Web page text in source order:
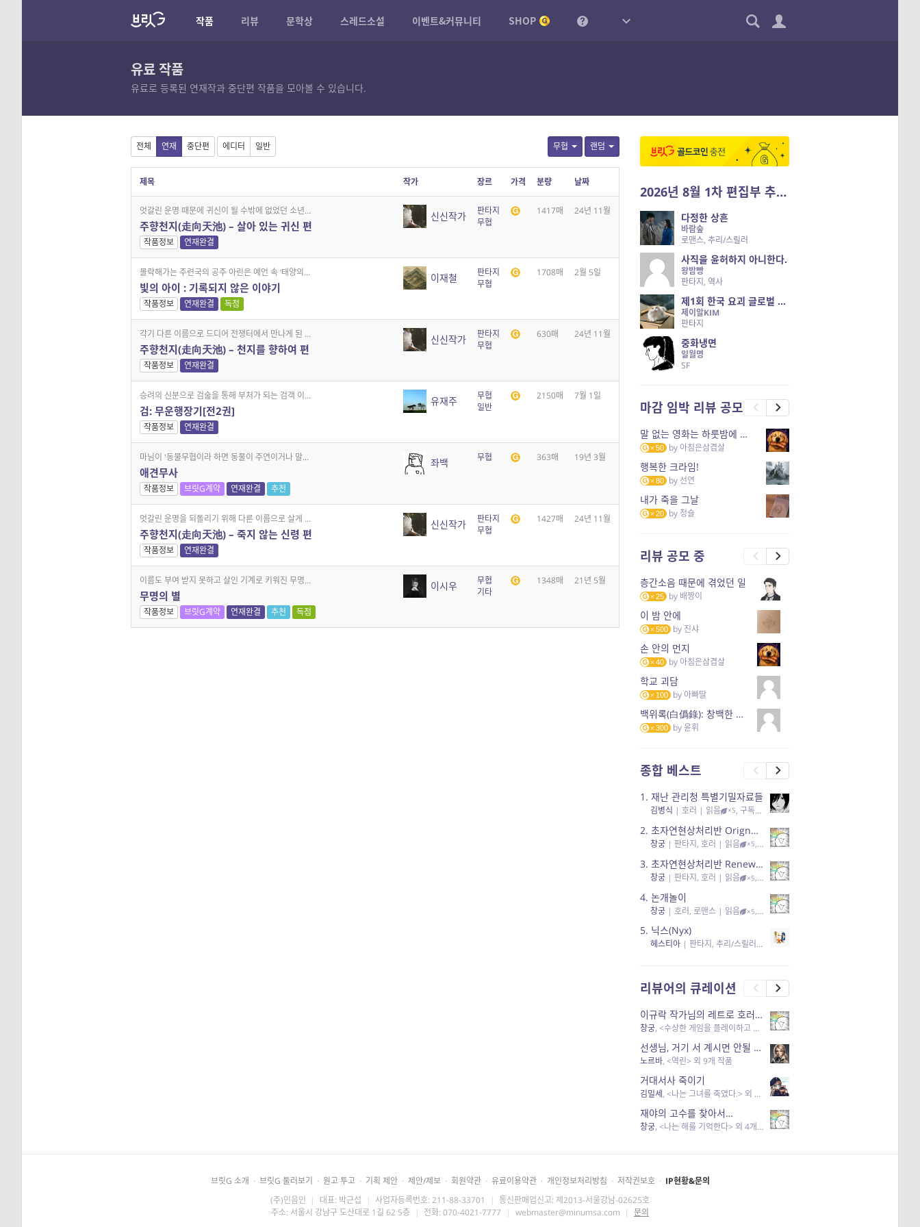
작품 리뷰 문학상 스레드소설 이벤트&커뮤니티 SHOP
유료 작품
유료로 등록된 연재작과 중단편 작품을 모아볼 수 있습니다.
무협 랜덤
전체 연재 중단편 에디터 일반
제목 작가 장르 가격 분량 날짜
엇갈린 운명 때문에 귀신이 될 수밖에 없었던 소년...
주향천지(走向天池) – 살아 있는 귀신 편
작품정보 연재완결
신신작가
판타지
무협
1417매 24년 11월
몰락해가는 주련국의 공주 아린은 예언 속 ‘태양의...
빛의 아이 : 기록되지 않은 이야기
작품정보 연재완결 독점
이재철
판타지
무협
1708매 2월 5일
각기 다른 이름으로 드디어 전쟁터에서 만나게 된 ...
주향천지(走向天池) – 천지를 향하여 편
작품정보 연재완결
신신작가
판타지
무협
630매 24년 11월
승려의 신분으로 검술을 통해 부처가 되는 검객 이...
검: 무운행장기[전2권]
작품정보 연재완결
유재주
무협
일반
2150매 7월 1일
마님이 '동물무협이라 하면 동물이 주연이거나 말...
애견무사
작품정보 브릿G계약 연재완결 추천
좌백 무협 363매 19년 3월
엇갈린 운명을 되돌리기 위해 다른 이름으로 살게 ...
주향천지(走向天池) – 죽지 않는 신령 편
작품정보 연재완결
신신작가
판타지
무협
1427매 24년 11월
이름도 부여 받지 못하고 살인 기계로 키워진 무명...
무명의 별
작품정보 브릿G계약 연재완결 추천 독점
이시우
무협
기타
1348매 21년 5월
2026년 8월 1차 편집부 추천작
다정한 상흔
바람숲
로맨스, 추리/스릴러
사직을 윤허하지 아니한다.
왕밤빵
판타지, 역사
제1회 한국 요괴 글로벌 진출 공개 오디션 시즌 2 — 나는 요괴다
제이알KIM
판타지
중화냉면
일월명
SF
마감 임박 리뷰 공모
말 없는 영화는 하룻밤에 몇 리를 갈 수 있을까
50 by 아침은삼겹살
행복한 크라임!
80 by 선연
내가 죽을 그날
20 by 청슬
리뷰 공모 중
층간소음 때문에 겪었던 일
25 by 배짱이
이 밤 안에
500 by 진샤
손 안의 먼지
40 by 아침은삼겹살
학교 괴담
100 by 아빠딸
백위록(白僞錄): 창백한 자의 기록(The Pallidette)
300 by윤휘
종합 베스트
1. 재난 관리청 특별기밀자료들
김병식 | 호러 | 읽음 ×5, 구독 , 응원94, 리뷰3
2. 초자연현상처리반 Orignal + True Ending
창궁 | 판타지, 호러 | 읽음 ×5, 구독 , 응원6
3. 초자연현상처리반 Renewal
창궁 | 판타지, 호러 | 읽음 ×5, 구독 , 응원82, 리뷰4
4. 논개놀이
창궁 | 호러, 로맨스 | 읽음 ×5, 공감11, 응원25
5. 닉스(Nyx)
헤스티아 | 판타지, 추리/스릴러| 읽음
리뷰어의 큐레이션
이규락 작가님의 레트로 호러 리뷰
창궁, <수상한 게임을 플레이하고 있어> 외 3개 작품
선생님, 거기 서 계시면 안될 것 같은데요-역할 클리셰를 비튼 작품들
노르바, <역린> 외 9개 작품
거대서사 죽이기
김밀세, <나는 그녀를 죽였다.> 외 1개 작품
재야의 고수를 찾아서…
창궁, <나는 해를 기억한다> 외 4개 작품
브릿G 소개 · 브릿G 둘러보기 · 원고 투고 · 기획 제안 · 제안/제보 · 회원약관 · 유료이용약관 · 개인정보처리방침 · 저작권보호 · IP현황&문의
(주)민음인 | 대표: 박근섭 | 사업자등록번호: 211-88-33701 | 통신판매업신고: 제2013-서울강남-02625호
주소: 서울시 강남구 도산대로 1길 62 5층 | 전화: 070-4021-7777 | webmaster@minumsa.com | 문의